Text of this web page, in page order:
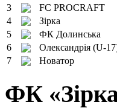
3
FC PROCRAFT
4
Зірка
5
ФК Долинська
6
Олександрія (U-
7
Новатор
ФК